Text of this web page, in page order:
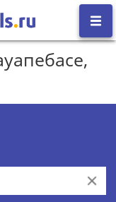
Clear